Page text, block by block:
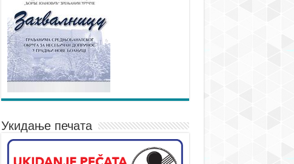
Укидање печата